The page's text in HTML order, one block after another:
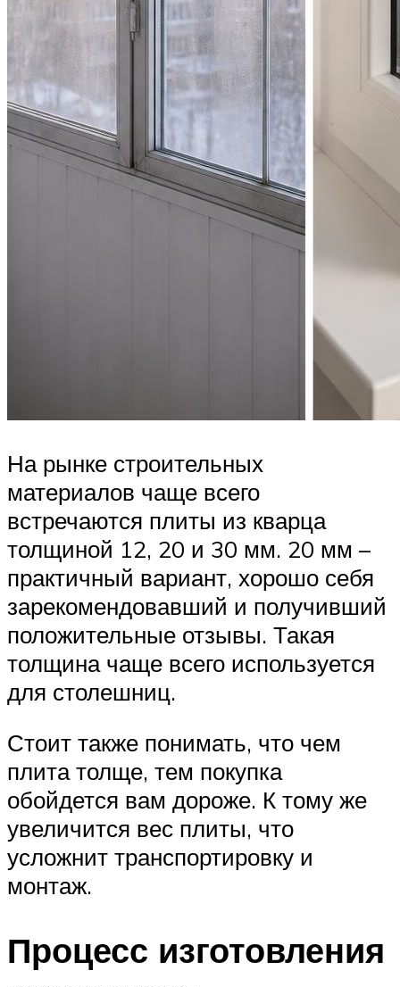
На рынке строительных
материалов чаще всего
встречаются плиты из кварца
толщиной 12, 20 и 30 мм. 20 мм –
практичный вариант, хорошо себя
зарекомендовавший и получивший
положительные отзывы. Такая
толщина чаще всего используется
для столешниц.
Стоит также понимать, что чем
плита толще, тем покупка
обойдется вам дороже. К тому же
увеличится вес плиты, что
усложнит транспортировку и
монтаж.
Процесс изготовления